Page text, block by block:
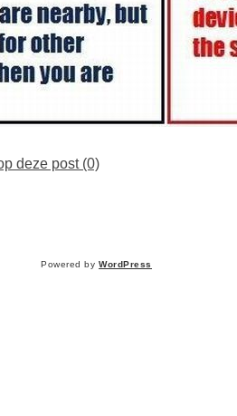
deze post (0)
Powered byWordPress